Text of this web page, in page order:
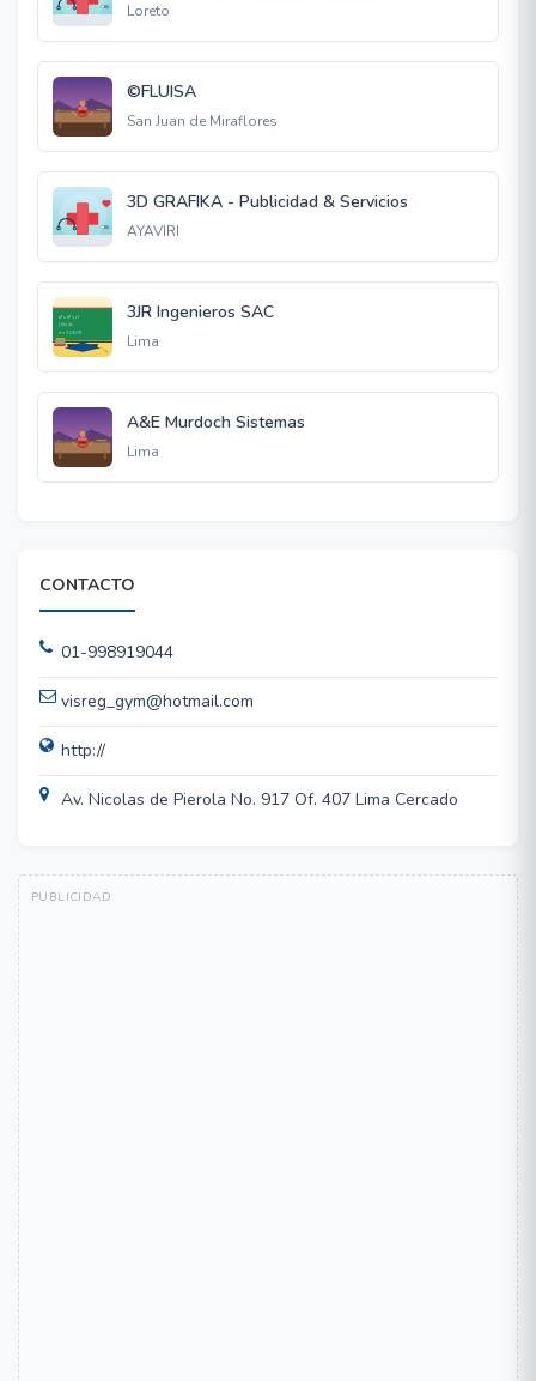
Loreto
©FLUISA
San Juan de Miraflores
3D GRAFIKA - Publicidad & Servicios
AYAVIRI
3JR Ingenieros SAC
Lima
A&E Murdoch Sistemas
Lima
CONTACTO
01-998919044
visreg_gym@hotmail.com
http://
Av. Nicolas de Pierola No. 917 Of. 407 Lima Cercado